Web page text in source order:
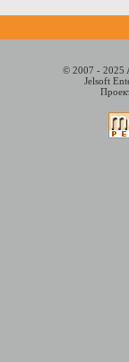
© 2007 - 2025
Jelsoft